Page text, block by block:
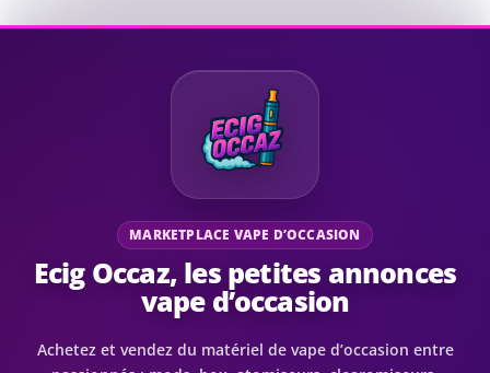
MARKETPLACE VAPE D’OCCASION
Ecig Occaz, les petites annonces
vape d’occasion
Achetez et vendez du matériel de vape d’occasion entre